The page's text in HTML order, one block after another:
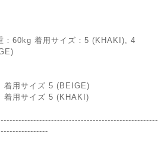
：60kg 着用サイズ：5 (KHAKI), 4
着用サイズ 5 (BEIGE)
着用サイズ 5 (KHAKI)